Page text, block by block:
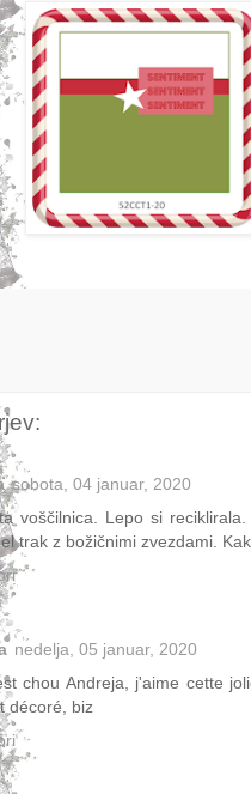
sobota, 04 januar, 2020
voščilnica. Lepo si
trak z božičnimi zvezdami.
nedelja, 05 januar, 2020
chou Andreja, j'aime cette
décoré, biz